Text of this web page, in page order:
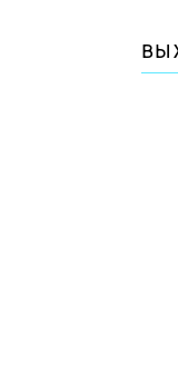
клапаны,
Для детей 9-